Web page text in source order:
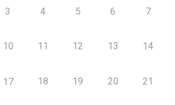
3 4 5 6 7
10 11 12 13 14
17 18 19 20 21